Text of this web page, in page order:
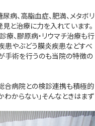
、高脂血症、肥満、メタボリ
と治療に力を入れています。
、膠原病・リウマチ治療も行
患やぶどう膜炎疾患などすべ
手術を行うのも当院の特徴の
合病院との検診連携も積極的
わからない」そんなときはまず